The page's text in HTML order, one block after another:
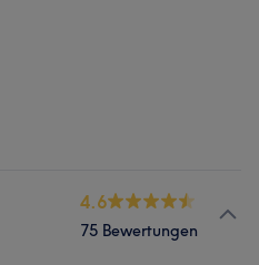
4.6
75 Bewertungen